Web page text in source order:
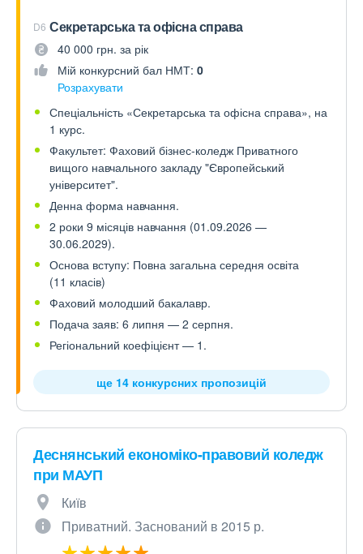
D6 Секретарська та офісна справа
40 000 грн. за рік
Мій конкурсний бал НМТ: 0
Розрахувати
Спеціальність «Секретарська та офісна справа», на
1 курс.
Факультет: Фаховий бізнес-коледж Приватного
вищого навчального закладу "Європейський
університет".
Денна форма навчання.
2 роки 9 місяців навчання (01.09.2026 —
30.06.2029).
Основа вступу: Повна загальна середня освіта
(11 класів)
Фаховий молодший бакалавр.
Подача заяв: 6 липня — 2 серпня.
Регіональний коефіцієнт — 1.
ще 14 конкурсних пропозицій
Деснянський економіко-правовий коледж
при МАУП
Київ
Приватний. Заснований в 2015 р.